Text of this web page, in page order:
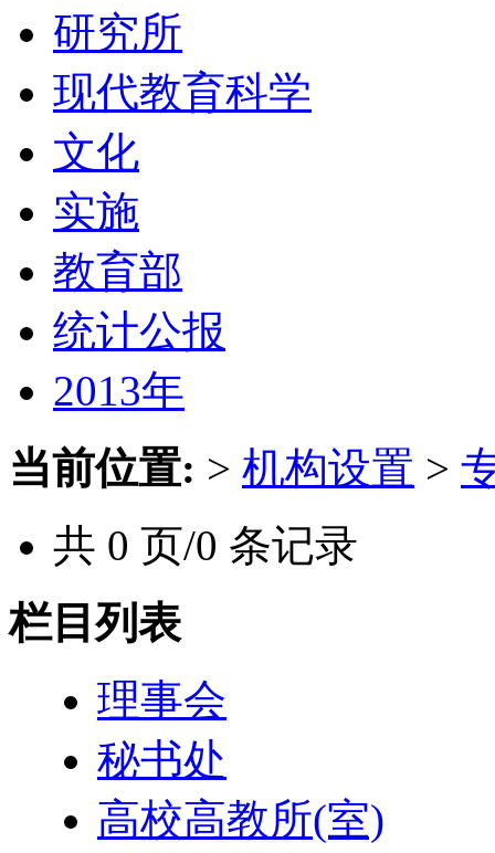
研究所
现代教育科学
文化
实施
教育部
统计公报
2013年
当前位置: > 机构设置 >
共 0 页/0 条记录
栏目列表
理事会
秘书处
高校高教所(室)